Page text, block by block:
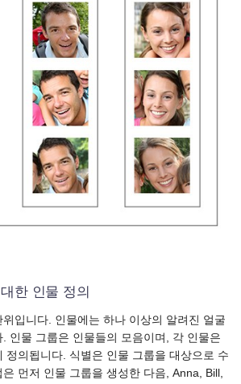
한 인물 정의
입니다. 인물에는 하나 이상의 알려진 얼굴
인물 그룹은 인물들의 모음이며, 각 인물은
정의됩니다. 식별은 인물 그룹을 대상으로 수
먼저 인물 그룹을 생성한 다음, Anna, Bill,